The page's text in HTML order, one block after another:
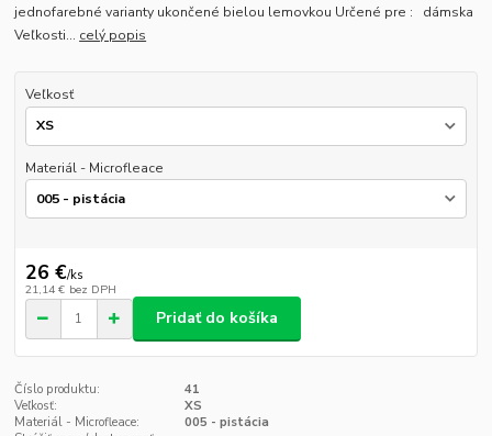
jednofarebné varianty ukončené bielou lemovkou Určené pre : dámska
Veľkosti... celý popis
Veľkosť
Materiál - Microfleace
26 €/ks
21,14 € bez DPH
Pridať do košíka
Číslo produktu:
41
Veľkosť:
XS
Materiál - Microfleace:
005 - pistácia